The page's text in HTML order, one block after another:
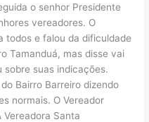
o senhor Presidente
vereadores. O
todos e falou da dificuldade
Tamanduá, mas disse vai
suas indicações.
Bairro Barreiro dizendo
normais. O Vereador
Vereadora Santa